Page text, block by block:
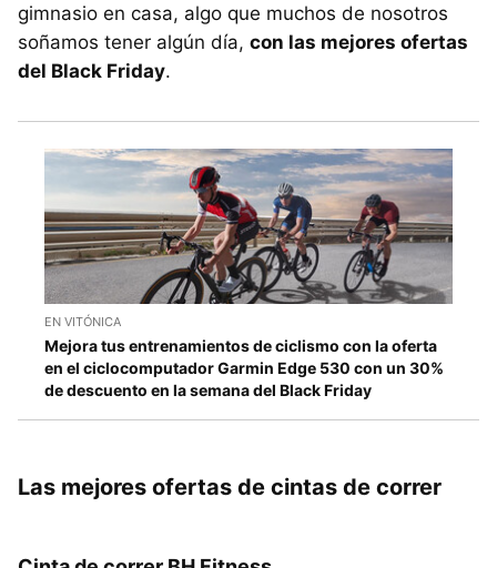
gimnasio en casa, algo que muchos de nosotros
soñamos tener algún día, con las mejores ofertas
del Black Friday.
EN VITÓNICA
Mejora tus entrenamientos de ciclismo con la oferta
en el ciclocomputador Garmin Edge 530 con un 30%
de descuento en la semana del Black Friday
Las mejores ofertas de cintas de correr